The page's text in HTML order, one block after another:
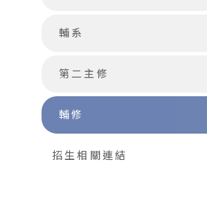
輔系
第二主修
輔修
招生相關連結